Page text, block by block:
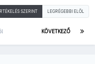
SZERINT LEGRÉGEBBI ELÖL
KÖVETKEZŐ